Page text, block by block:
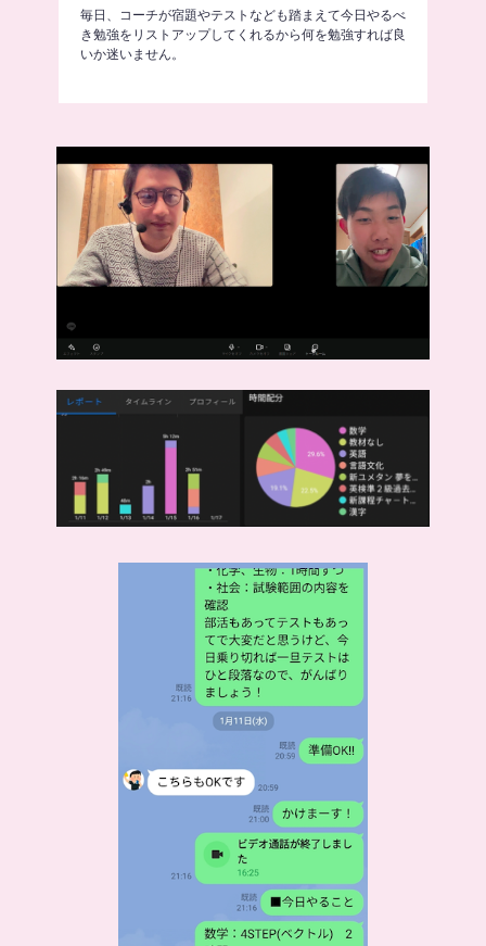
毎日、コーチが宿題やテストなども踏まえて今日やるべ
き勉強をリストアップしてくれるから何を勉強すれば良
いか迷いません。